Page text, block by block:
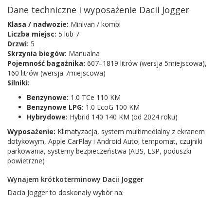
Dane techniczne i wyposażenie Dacii Jogger
Klasa / nadwozie: Minivan / kombi
Liczba miejsc: 5 lub 7
Drzwi: 5
Skrzynia biegów: Manualna
Pojemność bagażnika: 607–1819 litrów (wersja 5miejscowa),
160 litrów (wersja 7miejscowa)
Silniki:
Benzynowe: 1.0 TCe 110 KM
Benzynowe LPG: 1.0 EcoG 100 KM
Hybrydowe: Hybrid 140 140 KM (od 2024 roku)
Wyposażenie: Klimatyzacja, system multimedialny z ekranem
dotykowym, Apple CarPlay i Android Auto, tempomat, czujniki
parkowania, systemy bezpieczeństwa (ABS, ESP, poduszki
powietrzne)
Wynajem krótkoterminowy Dacii Jogger
Dacia Jogger to doskonały wybór na: